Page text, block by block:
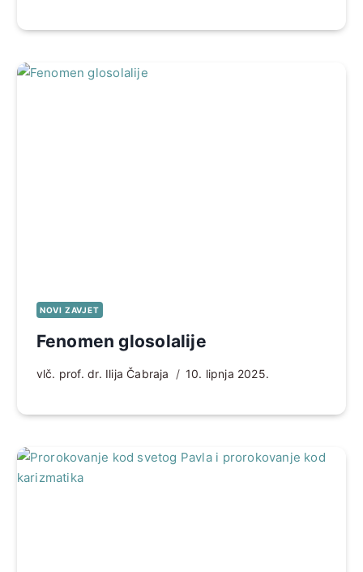
NOVI ZAVJET
Fenomen glosolalije
vlč. prof. dr. Ilija Čabraja 10. lipnja 2025.